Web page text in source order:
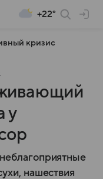
+22°
кризис
у
нашествия